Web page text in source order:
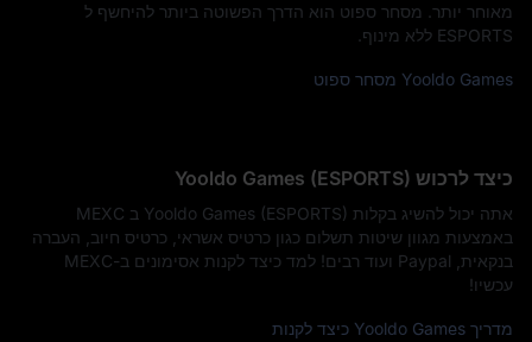
מאוחר יותר. מסחר ספוט הוא הדרך הפשוטה ביותר להיחשף ל
ESPORTS ללא מינוף.
Yooldo Games מסחר ספוט
כיצד לרכוש Yooldo Games (ESPORTS)
אתה יכול להשיג בקלות Yooldo Games (ESPORTS) ב MEXC
באמצעות מגוון שיטות תשלום כגון כרטיס אשראי, כרטיס חיוב, העברה
בנקאית, Paypal ועוד רבים! למד כיצד לקנות אסימונים ב-MEXC
עכשיו!
מדריך Yooldo Games כיצד לקנות